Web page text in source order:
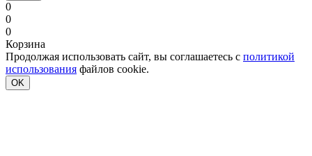
0
0
0
Корзина
Продолжая использовать сайт, вы соглашаетесь с политикой
использования файлов cookie.
OK